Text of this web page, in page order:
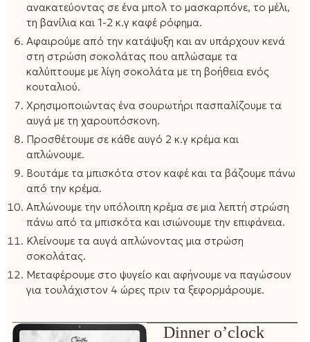
ανακατεύοντας σε ένα μπολ το μασκαρπόνε, το μέλι,
τη βανίλια και 1-2 κ.γ καφέ ρόφημα.
Αφαιρούμε από την κατάψυξη και αν υπάρχουν κενά
στη στρώση σοκολάτας που απλώσαμε τα
καλύπτουμε με λίγη σοκολάτα με τη βοήθεια ενός
κουταλιού.
Χρησιμοποιώντας ένα σουρωτήρι πασπαλίζουμε τα
αυγά με τη χαρουπόσκονη.
Προσθέτουμε σε κάθε αυγό 2 κ.γ κρέμα και
απλώνουμε.
Βουτάμε τα μπισκότα στον καφέ και τα βάζουμε πάνω
από την κρέμα.
Απλώνουμε την υπόλοιπη κρέμα σε μια λεπτή στρώση
πάνω από τα μπισκότα και ισιώνουμε την επιφάνεια.
Κλείνουμε τα αυγά απλώνοντας μια στρώση
σοκολάτας.
Μεταφέρουμε στο ψυγείο και αφήνουμε να παγώσουν
για τουλάχιστον 4 ώρες πριν τα ξεφορμάρουμε.
Dinner o’clock